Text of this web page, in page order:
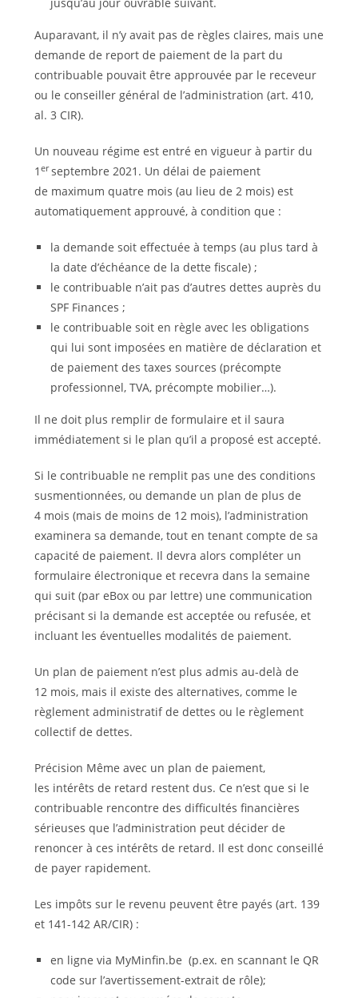
Auparavant, il n’y avait pas de règles claires, mais une
demande de report de paiement de la part du
contribuable pouvait être approuvée par le receveur
ou le conseiller général de l’administration (art. 410,
al. 3 CIR).
Un nouveau régime est entré en vigueur à partir du
1 erseptembre 2021. Un délai de paiement
de maximum quatre mois (au lieu de 2 mois) est
automatiquement approuvé, à condition que :
la demande soit effectuée à temps (au plus tard à
la date d’échéance de la dette fiscale) ;
le contribuable n’ait pas d’autres dettes auprès du
SPF Finances ;
le contribuable soit en règle avec les obligations
qui lui sont imposées en matière de déclaration et
de paiement des taxes sources (précompte
professionnel, TVA, précompte mobilier…).
Il ne doit plus remplir de formulaire et il saura
immédiatement si le plan qu’il a proposé est accepté.
Si le contribuable ne remplit pas une des conditions
susmentionnées, ou demande un plan de plus de
4 mois (mais de moins de 12 mois), l’administration
examinera sa demande, tout en tenant compte de sa
capacité de paiement. Il devra alors compléter un
formulaire électronique et recevra dans la semaine
qui suit (par eBox ou par lettre) une communication
précisant si la demande est acceptée ou refusée, et
incluant les éventuelles modalités de paiement.
Un plan de paiement n’est plus admis au-delà de
12 mois, mais il existe des alternatives, comme le
règlement administratif de dettes ou le règlement
collectif de dettes.
Précision Même avec un plan de paiement,
les intérêts de retard restent dus. Ce n’est que si le
contribuable rencontre des difficultés financières
sérieuses que l’administration peut décider de
renoncer à ces intérêts de retard. Il est donc conseillé
de payer rapidement.
Les impôts sur le revenu peuvent être payés (art. 139
et 141-142 AR/CIR) :
en ligne via MyMinfin.be (p.ex. en scannant le QR
code sur l’avertissement-extrait de rôle);